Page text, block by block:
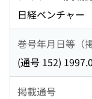
日経ベンチャー
巻号年月日等（
(通号 152)
掲載通号